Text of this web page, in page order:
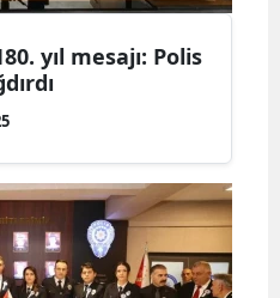
yıl mesajı: Polis